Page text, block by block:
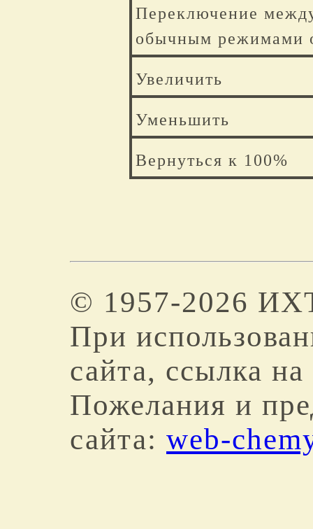
Переключение
обычным режимами
Увеличить
Уменьшить
Вернуться к 100%
© 1957-2026
При
сайта, ссылка на
Пожелания и
сайта: web-